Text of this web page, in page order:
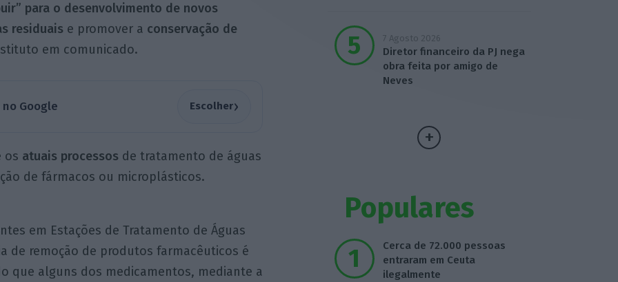
para o desenvolvimento de novos
residuais e promover a conservação de
em comunicado.
Google Escolher›
os atuais processos de tratamento de águas
de fármacos ou microplásticos.
em Estações de Tratamento de Águas
de remoção de produtos farmacêuticos é
que alguns dos medicamentos, mediante a
7 Agosto 2026
Diretor financeiro da PJ nega
obra feita por amigo de
Neves
Populares
Cerca de 72.000 pessoas
entraram em Ceuta
ilegalmente